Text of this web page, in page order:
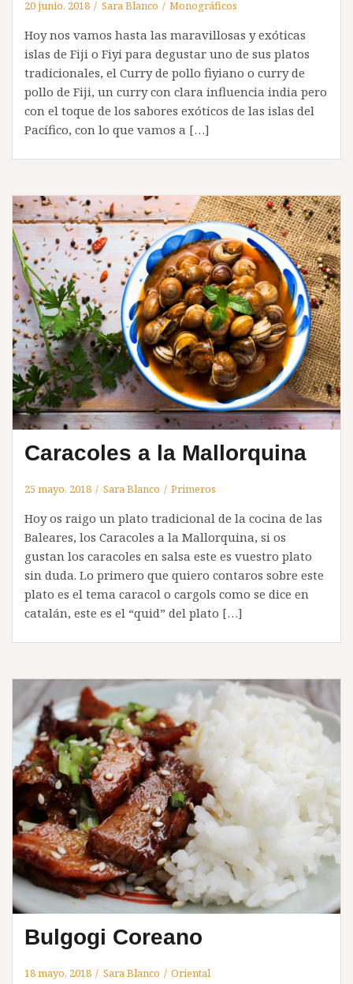
20 junio, 2018 Sara Blanco Monográficos
Hoy nos vamos hasta las maravillosas y exóticas
islas de Fiji o Fiyi para degustar uno de sus platos
tradicionales, el Curry de pollo fiyiano o curry de
pollo de Fiji, un curry con clara influencia india pero
con el toque de los sabores exóticos de las islas del
Pacífico, con lo que vamos a […]
Caracoles a la Mallorquina
25 mayo, 2018 Sara Blanco Primeros
Hoy os raigo un plato tradicional de la cocina de las
Baleares, los Caracoles a la Mallorquina, si os
gustan los caracoles en salsa este es vuestro plato
sin duda. Lo primero que quiero contaros sobre este
plato es el tema caracol o cargols como se dice en
catalán, este es el “quid” del plato […]
Bulgogi Coreano
18 mayo, 2018 Sara Blanco Oriental